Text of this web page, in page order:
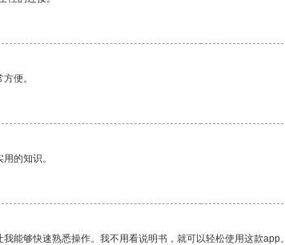
便。
的知识。
能够快速熟悉操作。我不用看说明书，就可以轻松使用这款app。